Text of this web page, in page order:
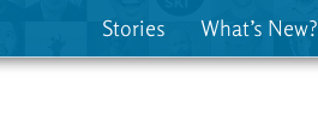
Stories What’s New?